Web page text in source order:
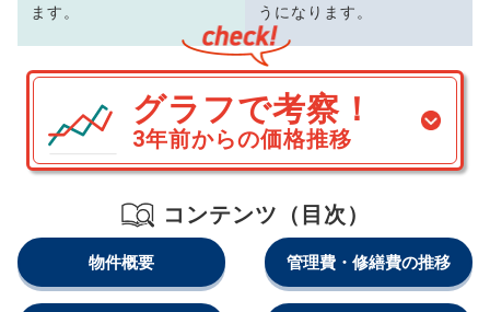
ます。
うになります。
グラフで考察！
3年前からの価格推移
コンテンツ（目次）
物件概要 管理費・修繕費の推移